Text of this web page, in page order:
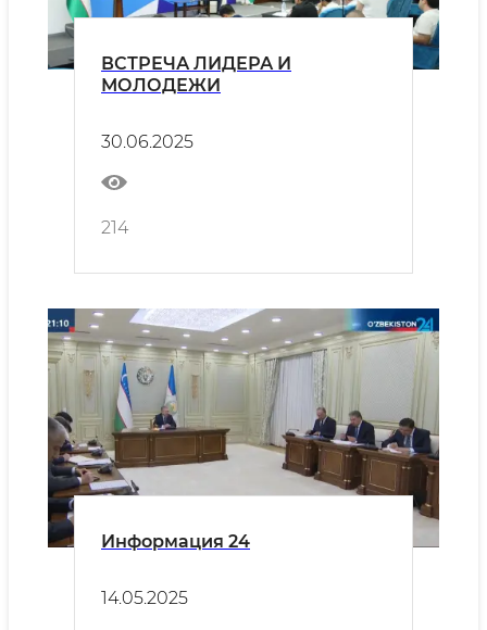
ВСТРЕЧА ЛИДЕРА И
МОЛОДЕЖИ
30.06.2025
214
Информация 24
14.05.2025